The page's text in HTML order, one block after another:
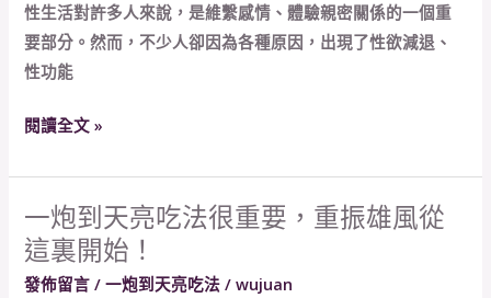
最
佳
果？
性生活對許多人來說，是維繫感情、體驗親密關係的一個重
要部分。然而，不少人卻因為各種原因，出現了性欲減退、
性功能
到
天
亮
善
活，
超
量
閱讀全文 »
一炮到天亮吃法很重要，重振雄風從
這裏開始！
發佈留言 /一炮到天亮吃法 /wujuan
一
炮
到